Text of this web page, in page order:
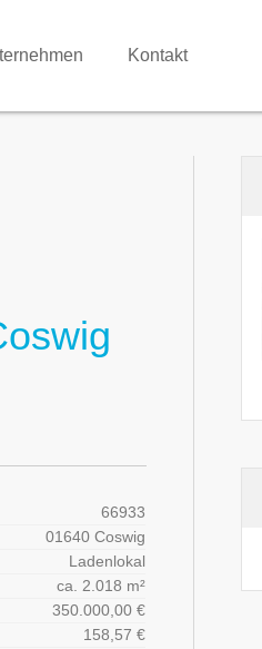
Kontakt
66933
01640 Coswig
Ladenlokal
ca. 2.018 m²
350.000,00 €
158,57 €